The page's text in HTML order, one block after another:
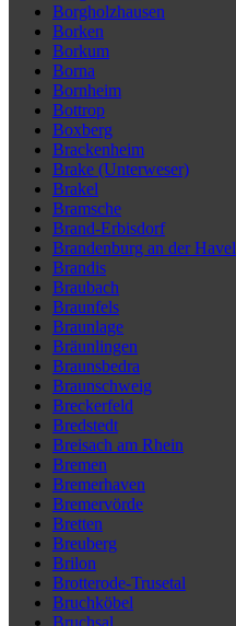
Borgholzhausen
Borken
Borkum
Borna
Bornheim
Bottrop
Boxberg
Brackenheim
Brake (Unterweser)
Brakel
Bramsche
Brand-Erbisdorf
Brandenburg an der Havel
Brandis
Braubach
Braunfels
Braunlage
Bräunlingen
Braunsbedra
Braunschweig
Breckerfeld
Bredstedt
Breisach am Rhein
Bremen
Bremerhaven
Bremervörde
Bretten
Breuberg
Brilon
Brotterode-Trusetal
Bruchköbel